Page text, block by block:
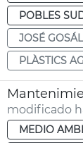
POBLES
JOSÉ
PLÀSTICS
modificado
MEDIO